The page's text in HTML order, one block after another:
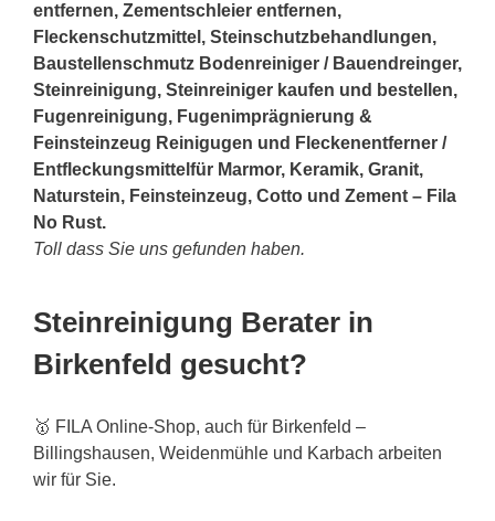
entfernen, Zementschleier entfernen,
Fleckenschutzmittel, Steinschutzbehandlungen,
Baustellenschmutz Bodenreiniger / Bauendreinger,
Steinreinigung, Steinreiniger kaufen und bestellen,
Fugenreinigung, Fugenimprägnierung &
Feinsteinzeug Reinigugen und Fleckenentferner /
Entfleckungsmittelfür Marmor, Keramik, Granit,
Naturstein, Feinsteinzeug, Cotto und Zement – Fila
No Rust.
Toll dass Sie uns gefunden haben.
Steinreinigung Berater in
Birkenfeld gesucht?
🥇 FILA Online-Shop, auch für Birkenfeld –
Billingshausen, Weidenmühle und Karbach arbeiten
wir für Sie.